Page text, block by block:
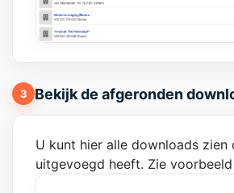
3 Bekijk de afgeronden
U kunt hier alle downloads zien
uitgevoegd heeft. Zie